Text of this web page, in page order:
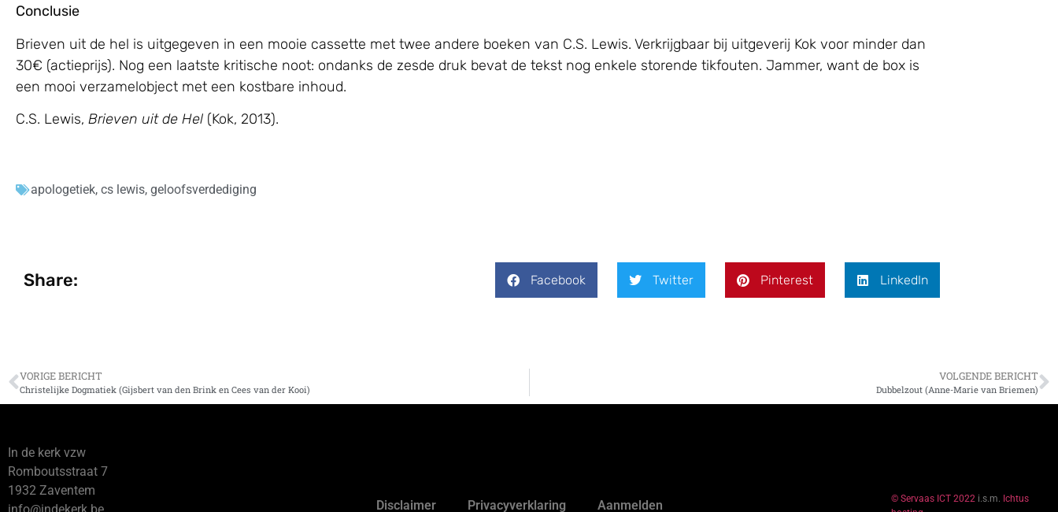
Conclusie
Brieven uit de hel is uitgegeven in een mooie cassette met twee andere boeken van C.S. Lewis. Verkrijgbaar bij uitgeverij Kok voor minder dan
30€ (actieprijs). Nog een laatste kritische noot: ondanks de zesde druk bevat de tekst nog enkele storende tikfouten. Jammer, want de box is
een mooi verzamelobject met een kostbare inhoud.
C.S. Lewis, Brieven uit de Hel (Kok, 2013).
apologetiek, cs lewis, geloofsverdediging
Share: Facebook Twitter Pinterest LinkedIn
VORIGE BERICHT
Christelijke Dogmatiek (Gijsbert van den Brink en Cees van der Kooi)
VOLGENDE BERICHT
Dubbelzout (Anne-Marie van Briemen)
In de kerk vzw
Romboutsstraat 7
1932 Zaventem
Disclaimer Privacyverklaring Aanmelden © Servaas ICT 2022i.s.m. Ichtus